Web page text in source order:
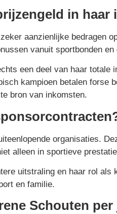
in haar
aanzienlijke bedragen
vanuit sportbonden
een deel van haar
kampioen betalen forse
bron van inkomsten.
organisaties.
alleen in sportieve
uitstraling en haar rol
en familie.
Schouten per